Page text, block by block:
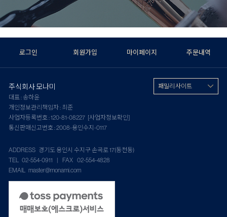
로그인 회원가입 마이페이지 주문내역
주식회사 모나미
대표 : 송하윤
개인정보관리책임자 : 최준
사업자등록번호 : 120-81-08227 [사업자정보확인]
통신판매신고번호 : 2008-용인수지-0117
ADDRESS 경기도 용인시 수지구 손곡로 17(동천동)
TEL 02-554-0911 | FAX 02-554-4828
EMAIL master@monami.com
패밀리 사이트